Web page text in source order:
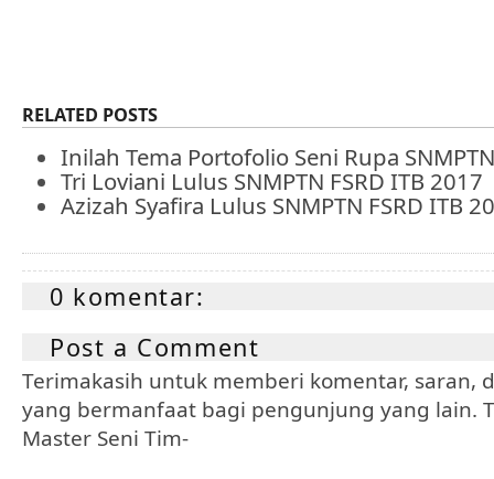
RELATED POSTS
Inilah Tema Portofolio Seni Rupa
Tri Loviani Lulus SNMPTN FSRD ITB 2017
Azizah Syafira Lulus SNMPTN FSRD ITB
0 komentar:
Post a Comment
Terimakasih untuk memberi komentar, saran,
yang bermanfaat bagi pengunjung yang lain.
Master Seni Tim-